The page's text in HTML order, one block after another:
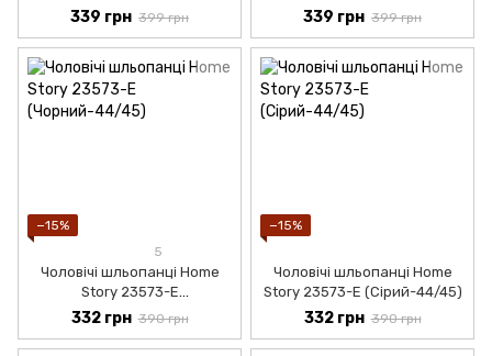
(Чорний-40/41)
339 грн 399 грн 339 грн 399 грн
−15%
5
Чоловічі шльопанці Home
Story 23573-E
(Чорний-44/45)
332 грн 390 грн
−15%
Чоловічі шльопанці Home
Story 23573-E (Сірий-44/45)
332 грн 390 грн